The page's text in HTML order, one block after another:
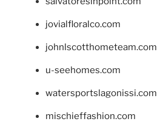
jovialfloralco.com
johnlscotthometeam.com
u-seehomes.com
watersportslagonissi.com
mischieffashion.com